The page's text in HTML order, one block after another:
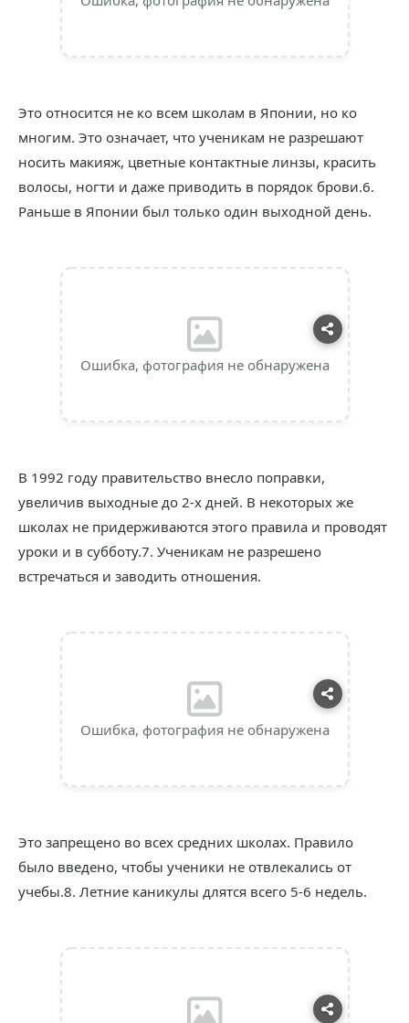
Это относится не ко всем школам в Японии, но ко
многим. Это означает, что ученикам не разрешают
носить макияж, цветные контактные линзы, красить
волосы, ногти и даже приводить в порядок брови.6.
Раньше в Японии был только один выходной день.
Ошибка, фотография не обнаружена
В 1992 году правительство внесло поправки,
увеличив выходные до 2-х дней. В некоторых же
школах не придерживаются этого правила и проводят
уроки и в субботу.7. Ученикам не разрешено
встречаться и заводить отношения.
Ошибка, фотография не обнаружена
Это запрещено во всех средних школах. Правило
было введено, чтобы ученики не отвлекались от
учебы.8. Летние каникулы длятся всего 5-6 недель.